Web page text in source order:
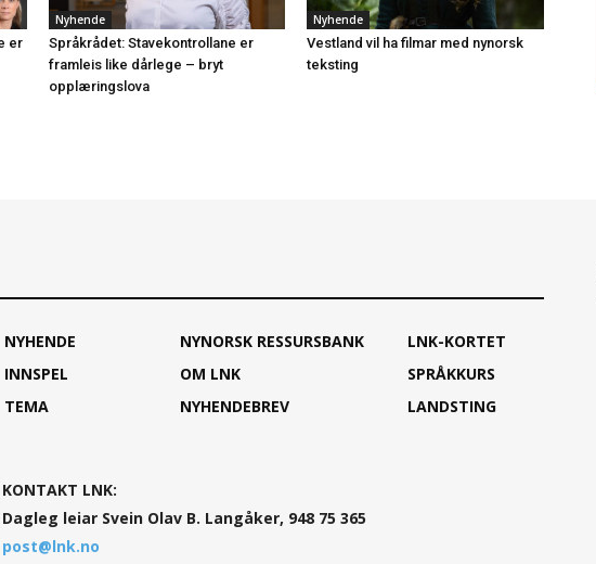
er
Nyhende
Språkrådet: Stavekontrollane er
framleis like dårlege – bryt
opplæringslova
Nyhende
Vestland vil ha filmar med nynorsk
teksting
NYHENDE
INNSPEL
TEMA
NYNORSK RESSURSBANK
OM LNK
NYHENDEBREV
LNK-KORTET
SPRÅKKURS
LANDSTING
KONTAKT LNK:
Dagleg leiar Svein Olav B. Langåker, 948 75 365
post@lnk.no